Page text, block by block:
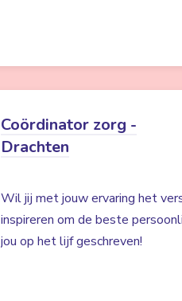
Coördinator zorg -
Drachten
Wil jij met jouw ervaring het
inspireren om de beste
jou op het lijf geschreven!